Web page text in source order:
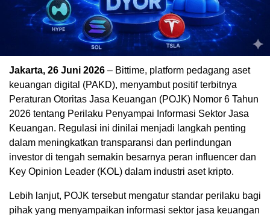
Jakarta, 26 Juni 2026 – Bittime, platform pedagang aset
keuangan digital (PAKD), menyambut positif terbitnya
Peraturan Otoritas Jasa Keuangan (POJK) Nomor 6 Tahun
2026 tentang Perilaku Penyampai Informasi Sektor Jasa
Keuangan. Regulasi ini dinilai menjadi langkah penting
dalam meningkatkan transparansi dan perlindungan
investor di tengah semakin besarnya peran influencer dan
Key Opinion Leader (KOL) dalam industri aset kripto.
Lebih lanjut, POJK tersebut mengatur standar perilaku bagi
pihak yang menyampaikan informasi sektor jasa keuangan